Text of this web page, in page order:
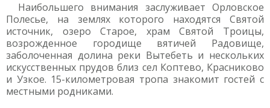
Наибольшего внимания заслуживает Орловское
Полесье, на землях которого находятся Святой
источник, озеро Старое, храм Святой Троицы,
возрожденное городище вятичей Радовище,
заболоченная долина реки Вытебеть и нескольких
искусственных прудов близ сел Коптево, Красниково
и Узкое. 15-километровая тропа знакомит гостей с
местными родниками.